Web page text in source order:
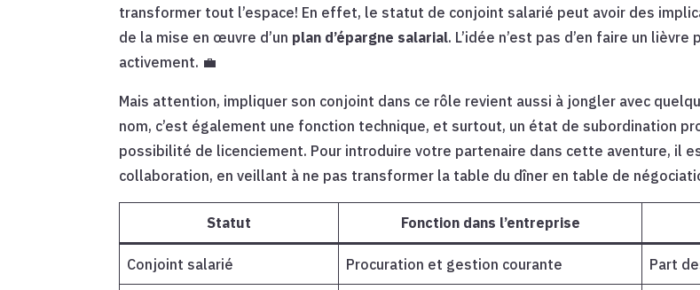
transformer tout l’espace! En effet, le statut de conjoint salarié peut avoir des
de la mise en œuvre d’un plan d’épargne salarial. L’idée n’est pas d’en faire un
activement. 💼
Mais attention, impliquer son conjoint dans ce rôle revient aussi à jongler avec
nom, c’est également une fonction technique, et surtout, un état de subordination
possibilité de licenciement. Pour introduire votre partenaire dans cette aventure, il
collaboration, en veillant à ne pas transformer la table du dîner en table de
Statut Fonction dans l’entreprise
Conjoint salarié Procuration et gestion courante Part